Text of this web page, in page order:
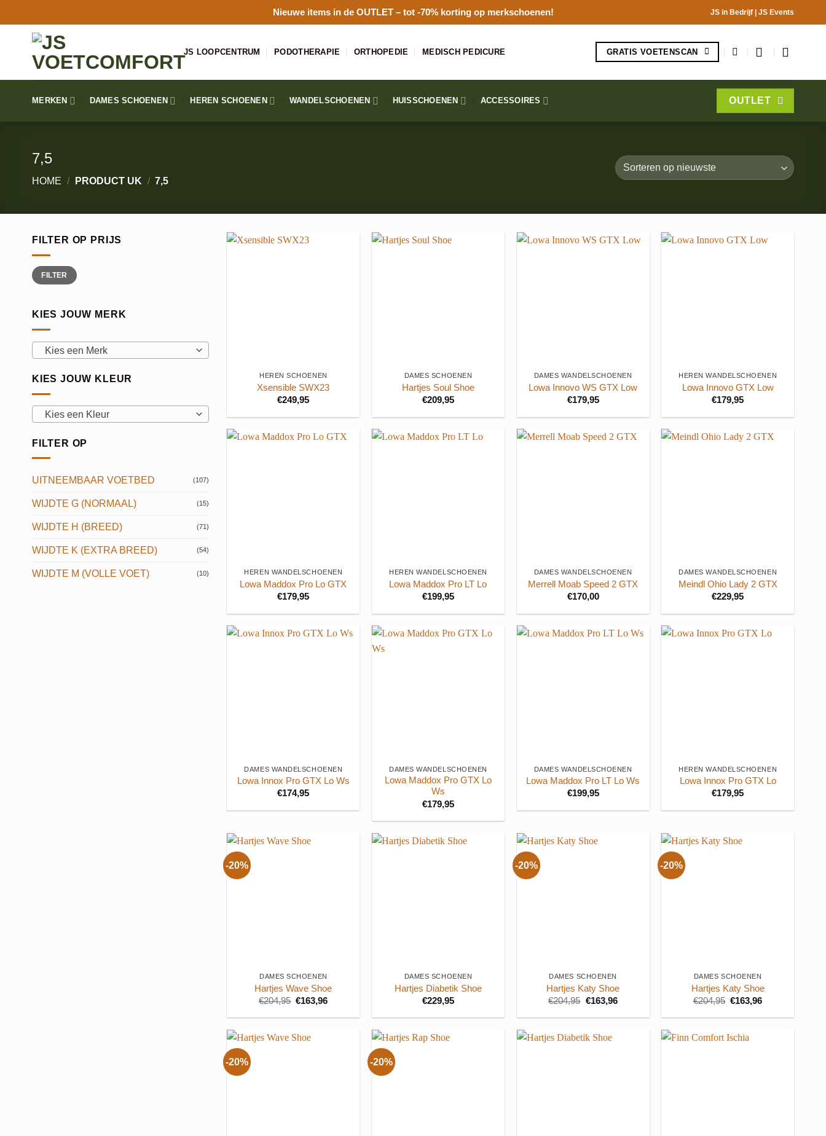
naar
Nieuwe items in de OUTLET– tot -70% korting op merkschoenen! JS in Bedrijf | JS Events
JS LOOPCENTRUM PODOTHERAPIE ORTHOPEDIE MEDISCH PEDICURE GRATIS VOETENSCAN
MERKEN DAMES SCHOENEN HEREN SCHOENEN WANDELSCHOENEN HUISSCHOENEN ACCESSOIRES OUTLET
7,5
HOME / PRODUCT UK / 7,5
FILTER OP PRIJS
Min.
prijs
Max.
prijsFILTER
KIES JOUW MERK
Kies een Merk
KIES JOUW KLEUR
Kies een Kleur
FILTER OP
UITNEEMBAAR VOETBED (107)
WIJDTE G (NORMAAL) (15)
WIJDTE H (BREED) (71)
WIJDTE K (EXTRA BREED) (54)
WIJDTE M (VOLLE VOET) (10)
HEREN SCHOENEN
Xsensible SWX23
€249,95
DAMES SCHOENEN
Hartjes Soul Shoe
€209,95
DAMES WANDELSCHOENEN
Lowa Innovo WS GTX Low
€179,95
HEREN WANDELSCHOENEN
Lowa Innovo GTX Low
€179,95
HEREN WANDELSCHOENEN
Lowa Maddox Pro Lo GTX
€179,95
HEREN WANDELSCHOENEN
Lowa Maddox Pro LT Lo
€199,95
DAMES WANDELSCHOENEN
Merrell Moab Speed 2 GTX
€170,00
DAMES WANDELSCHOENEN
Meindl Ohio Lady 2 GTX
€229,95
DAMES WANDELSCHOENEN
Lowa Innox Pro GTX Lo Ws
€174,95
DAMES WANDELSCHOENEN
Lowa Maddox Pro GTX Lo
Ws
€179,95
DAMES WANDELSCHOENEN
Lowa Maddox Pro LT Lo Ws
€199,95
HEREN WANDELSCHOENEN
Lowa Innox Pro GTX Lo
€179,95
-20%
DAMES SCHOENEN
Hartjes Wave Shoe
€204,95 Oorspronkelijke
was:
€163,96Huidige
is:
DAMES SCHOENEN
Hartjes Diabetik Shoe
€229,95
-20%
DAMES SCHOENEN
Hartjes Katy Shoe
€204,95 Oorspronkelijke
was:
€163,96Huidige
is:
-20%
DAMES SCHOENEN
Hartjes Katy Shoe
€204,95 Oorspronkelijke
was:
€163,96Huidige
is:
-20% -20%